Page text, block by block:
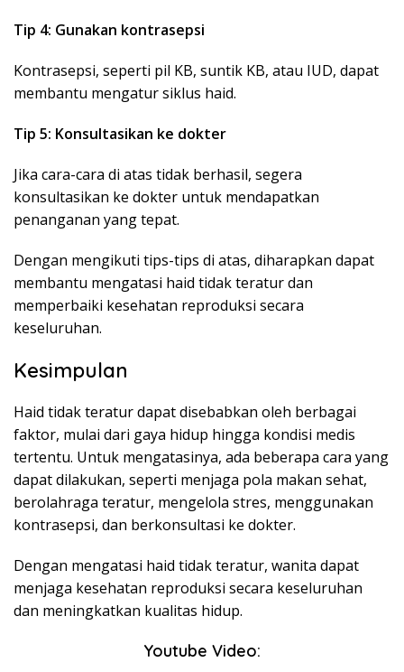
Tip 4: Gunakan kontrasepsi
Kontrasepsi, seperti pil KB, suntik KB, atau IUD, dapat
membantu mengatur siklus haid.
Tip 5: Konsultasikan ke dokter
Jika cara-cara di atas tidak berhasil, segera
konsultasikan ke dokter untuk mendapatkan
penanganan yang tepat.
Dengan mengikuti tips-tips di atas, diharapkan dapat
membantu mengatasi haid tidak teratur dan
memperbaiki kesehatan reproduksi secara
keseluruhan.
Kesimpulan
Haid tidak teratur dapat disebabkan oleh berbagai
faktor, mulai dari gaya hidup hingga kondisi medis
tertentu. Untuk mengatasinya, ada beberapa cara yang
dapat dilakukan, seperti menjaga pola makan sehat,
berolahraga teratur, mengelola stres, menggunakan
kontrasepsi, dan berkonsultasi ke dokter.
Dengan mengatasi haid tidak teratur, wanita dapat
menjaga kesehatan reproduksi secara keseluruhan
dan meningkatkan kualitas hidup.
Youtube Video: